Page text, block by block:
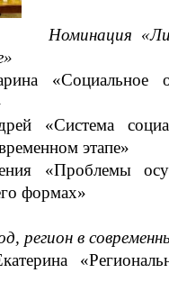
Номинация
«Социальное
«Система
этапе»
«Проблемы
формах»
регион в